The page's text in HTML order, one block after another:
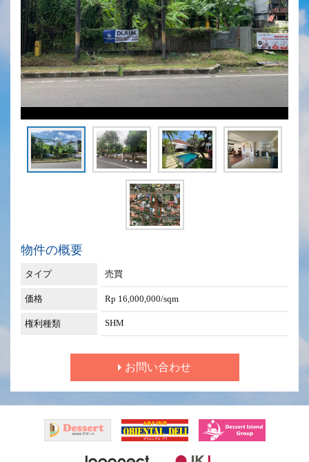
物件の概要
タイプ 売買
価格 Rp 16,000,000/sqm
権利種類 SHM
お問い合わせ